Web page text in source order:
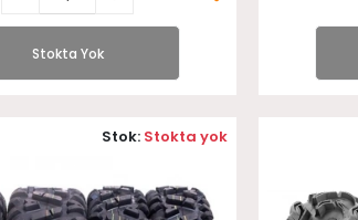
Stokta Yok
Stok: Stokta yok